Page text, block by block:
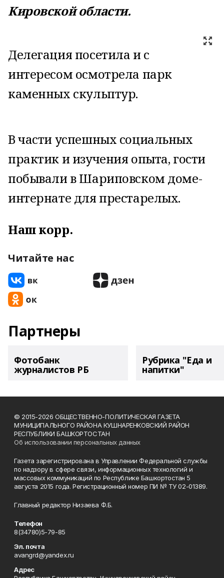
Кировской области.
Делегация посетила и с
интересом осмотрела парк
каменных скульптур.
В части успешных социальных
практик и изучения опыта, гости
побывали в Шариповском доме-
интернате для престарелых.
Наш корр.
Читайте нас
Партнеры
Фотобанк
журналистов РБ
Рубрика "Еда и
напитки"
© 2015-2026 ОБЩЕСТВЕННО-ПОЛИТИЧЕСКАЯ ГАЗЕТА
МУНИЦИПАЛЬНОГО РАЙОНА КУШНАРЕНКОВСКИЙ РАЙОН
РЕСПУБЛИКИ БАШКОРТОСТАН
Об использовании персональных данных
Газета зарегистрирована в Управлении Федеральной службы
по надзору в сфере связи, информационных технологий и
массовых коммуникаций по Республике Башкортостан 5
августа 2015 года. Регистрационный номер ПИ № ТУ 02-01389.
Главный редактор Низаева Ф.Б.
Телефон
8(34780)5-79-85
Эл. почта
avangrd@yandex.ru
Адрес